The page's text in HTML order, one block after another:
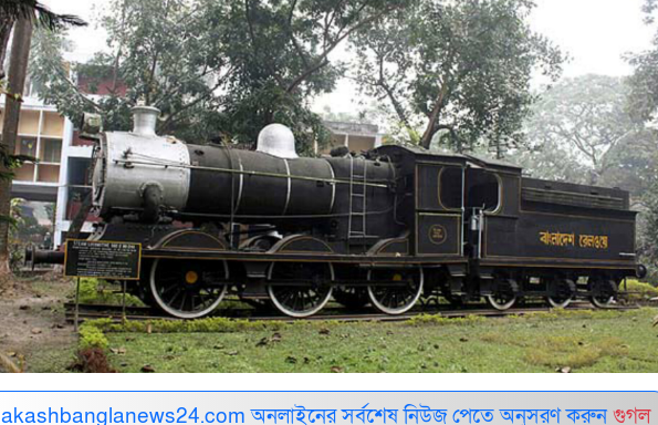
akashbanglanews24.com অনলাইনের সর্বশেষ নিউজ পেতে অনুসরণ করুনগুগল